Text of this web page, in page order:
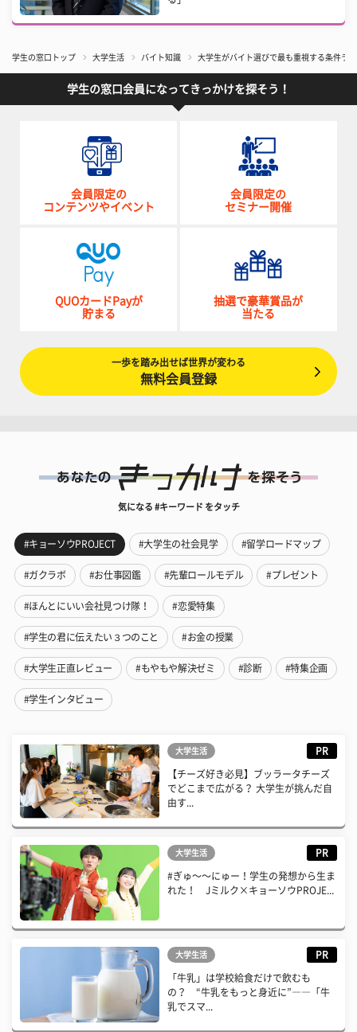
学生の窓口トップ 大学生活 バイト知識 大学生がバイト選びで最も重視する条件ラ
学生の窓口会員になってきっかけを探そう！
会員限定の
コンテンツやイベント
会員限定の
セミナー開催
QUOカードPayが
貯まる
抽選で豪華賞品が
当たる
一歩を踏み出せば世界が変わる
無料会員登録
気になる #キーワード をタッチ
#キョーソウPROJECT #大学生の社会見学 #留学ロードマップ
#ガクラボ #お仕事図鑑 #先輩ロールモデル #プレゼント
#ほんとにいい会社見つけ隊！ #恋愛特集
#学生の君に伝えたい３つのこと #お金の授業
#大学生正直レビュー #もやもや解決ゼミ #診断 #特集企画
#学生インタビュー
大学生活 PR
【チーズ好き必見】ブッラータチーズ
でどこまで広がる？ 大学生が挑んだ自
由す...
大学生活 PR
#ぎゅ〜〜にゅー！学生の発想から生ま
れた！ Jミルク×キョーソウPROJE...
大学生活 PR
「牛乳」は学校給食だけで飲むも
の？ “牛乳をもっと身近に”――「牛
乳でスマ...